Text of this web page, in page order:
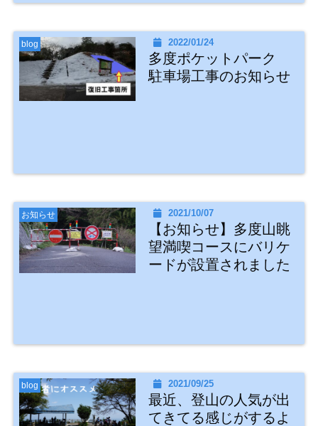
blog 2022/01/24
多度ポケットパーク
駐車場工事のお知らせ
お知らせ 2021/10/07
【お知らせ】多度山眺
望満喫コースにバリケ
ードが設置されました
blog 2021/09/25
最近、登山の人気が出
てきてる感じがするよ